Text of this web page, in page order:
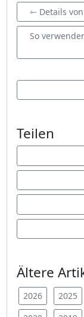
⇽ Details
So
Teilen
Ältere
2026 2025